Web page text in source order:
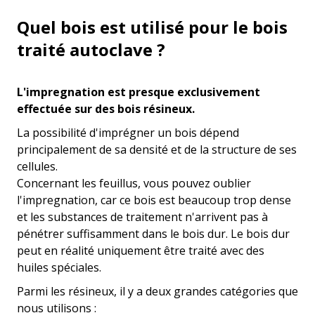
Quel bois est utilisé pour le bois
traité autoclave ?
L'impregnation est presque exclusivement
effectuée sur des bois résineux.
La possibilité d'imprégner un bois dépend
principalement de sa densité et de la structure de ses
cellules.
Concernant les feuillus, vous pouvez oublier
l'impregnation, car ce bois est beaucoup trop dense
et les substances de traitement n'arrivent pas à
pénétrer suffisamment dans le bois dur. Le bois dur
peut en réalité uniquement être traité avec des
huiles spéciales.
Parmi les résineux, il y a deux grandes catégories que
nous utilisons :